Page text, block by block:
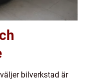
bilverkstad är